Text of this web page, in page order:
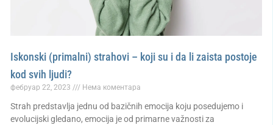
Iskonski (primalni) strahovi – koji su i da li zaista postoje
kod svih ljudi?
фебруар 22, 2023 Нема коментара
Strah predstavlja jednu od bazičnih emocija koju posedujemo i
evolucijski gledano, emocija je od primarne važnosti za